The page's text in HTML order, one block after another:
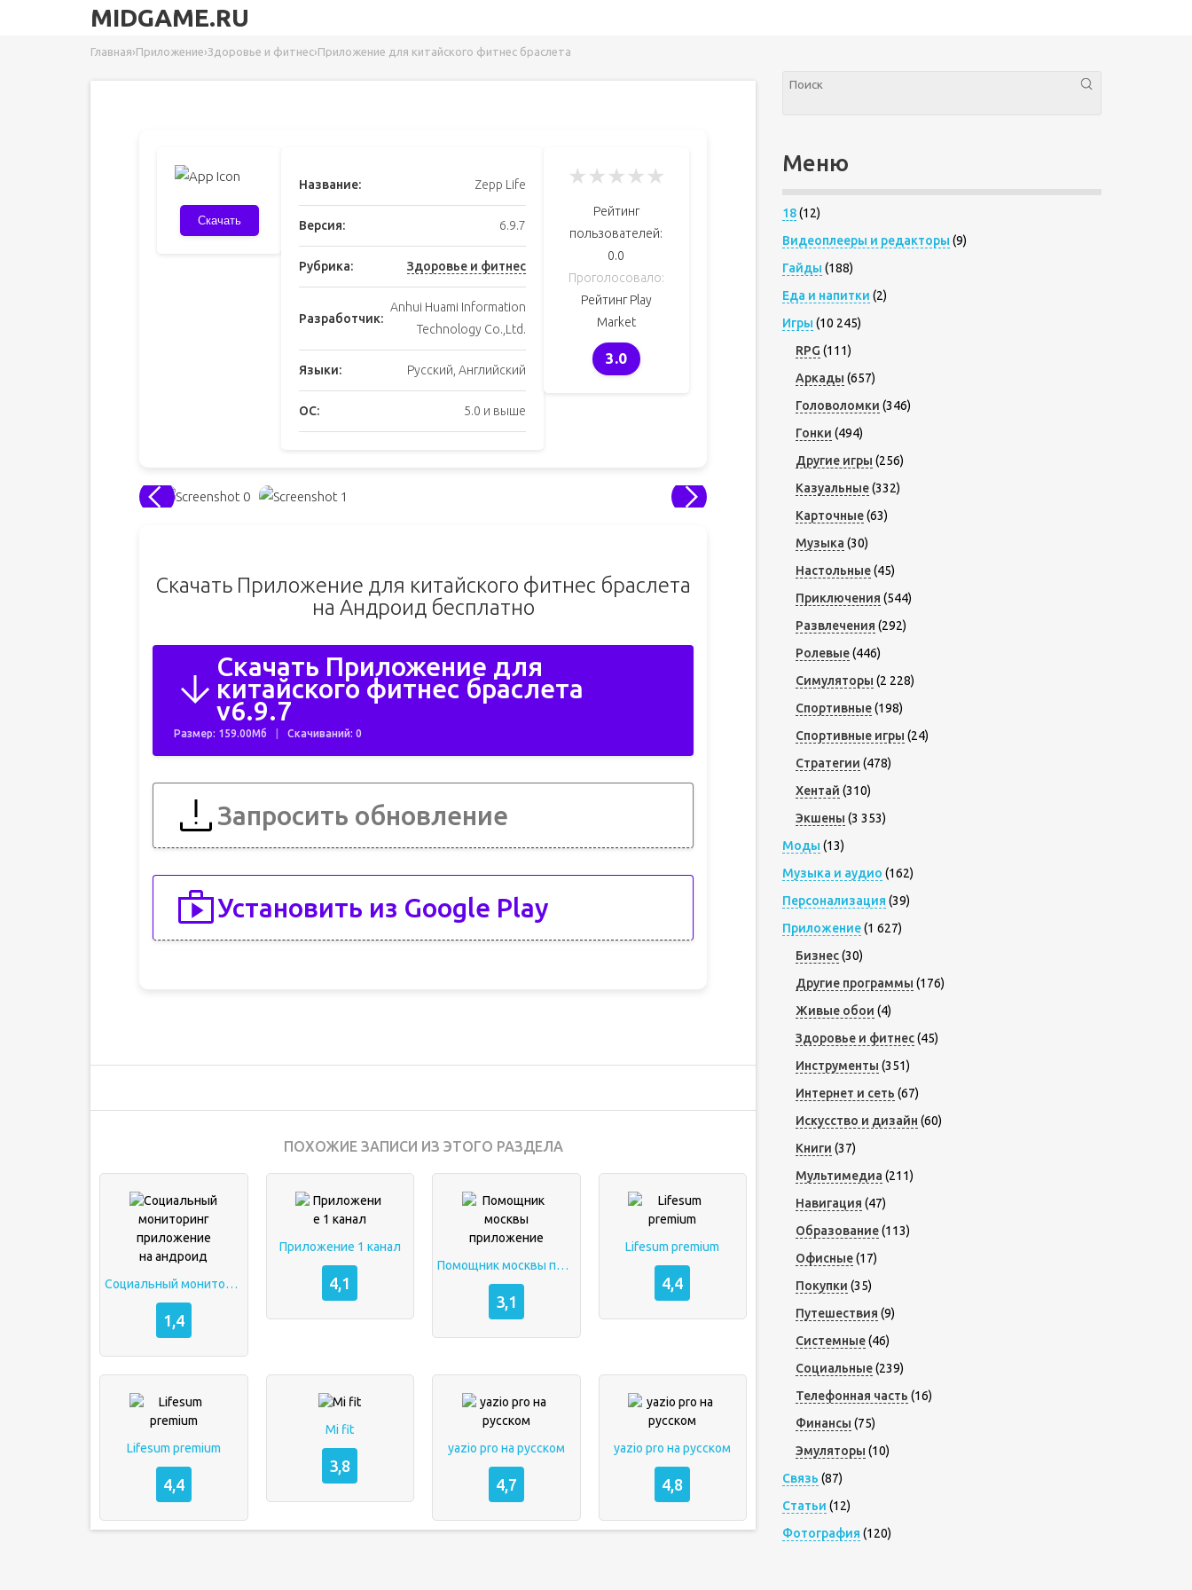
MIDGAME.RU
Главная›Приложение›Здоровье и фитнес›Приложение для китайского фитнес браслета
Скачать
Название: Zepp Life
Версия: 6.9.7
Рубрика: Здоровье и фитнес
Разработчик:
Anhui Huami Information
Technology Co.,Ltd.
Языки: Русский, Английский
ОС: 5.0 и выше
★★★★★
Рейтинг
пользователей:
0.0
Проголосовало:
Рейтинг Play
Market
3.0
Скачать Приложение для китайского фитнес браслета
на Андроид бесплатно
Скачать Приложение для
китайского фитнес браслета
v6.9.7
Размер: 159.00Мб Скачиваний: 0
Запросить обновление
Установить из Google Play
ПОХОЖИЕ ЗАПИСИ ИЗ ЭТОГО РАЗДЕЛА
Социальный мониторинг приложение на андроид
1,4
Приложение 1 канал
4,1
Помощник москвы приложение
3,1
Lifesum premium
4,4
Lifesum premium
4,4
Mi fit
3,8
yazio pro на русском
4,7
yazio pro на русском
4,8
Меню
18(12)
Видеоплееры и редакторы (9)
Гайды (188)
Еда и напитки (2)
Игры (10 245)
RPG (111)
Аркады (657)
Головоломки (346)
Гонки (494)
Другие игры (256)
Казуальные(332)
Карточные(63)
Музыка (30)
Настольные(45)
Приключения (544)
Развлечения (292)
Ролевые(446)
Симуляторы (2 228)
Спортивные(198)
Спортивные игры (24)
Стратегии (478)
Хентай (310)
Экшены (3 353)
Моды (13)
Музыка и аудио (162)
Персонализация (39)
Приложение(1 627)
Бизнес(30)
Другие программы (176)
Живые обои (4)
Здоровье и фитнес(45)
Инструменты (351)
Интернет и сеть (67)
Искусство и дизайн (60)
Книги (37)
Мультимедиа (211)
Навигация (47)
Образование(113)
Офисные(17)
Покупки (35)
Путешествия (9)
Системные(46)
Социальные(239)
Телефонная часть (16)
Финансы (75)
Эмуляторы (10)
Связь (87)
Статьи (12)
Фотография (120)